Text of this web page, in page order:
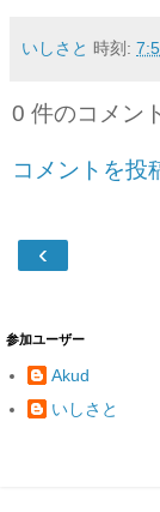
いしさと 時刻:
0 件のコメン
コメントを投
‹
参加ユーザー
Akud
いしさと